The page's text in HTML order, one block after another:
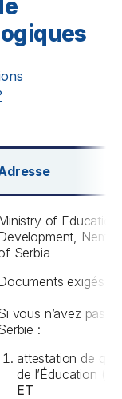
of
Serbia
exigés
vous n’avez pas
:
attestation de
de l’Éducation
ET